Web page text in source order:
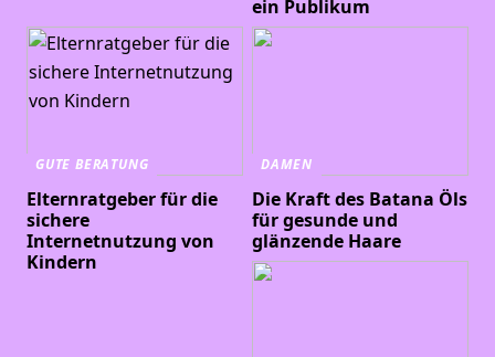
ein Publikum
GUTE BERATUNG
Elternratgeber für die
sichere
Internetnutzung von
Kindern
DAMEN
Die Kraft des Batana Öls
für gesunde und
glänzende Haare